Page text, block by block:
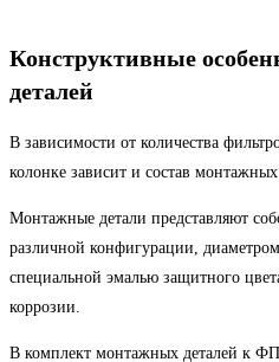
Конструктивные
деталей
В зависимости от количества
колонке зависит и состав монтажных
Монтажные детали представляют
различной конфигурации,
специальной эмалью защитного
коррозии.
В комплект монтажных деталей к